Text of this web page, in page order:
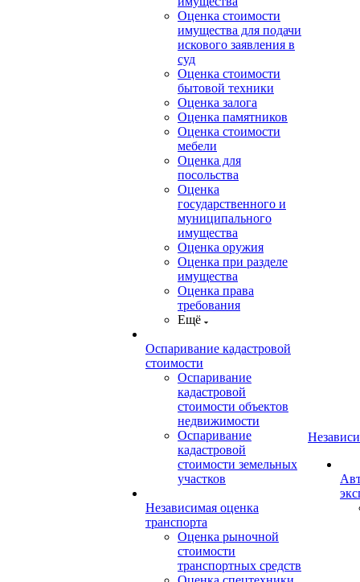
Оценка стоимости
имущества для подачи
искового заявления в
суд
Оценка стоимости
бытовой техники
Оценка залога
Оценка памятников
Оценка стоимости
мебели
Оценка для
посольства
Оценка
государственного и
муниципального
имущества
Оценка оружия
Оценка при разделе
имущества
Оценка права
требования
Ещё
Оспаривание кадастровой
стоимости
Оспаривание
кадастровой
стоимости объектов
недвижимости
Оспаривание
кадастровой
стоимости земельных
участков
Независимая оценка
транспорта
Оценка рыночной
стоимости
транспортных средств